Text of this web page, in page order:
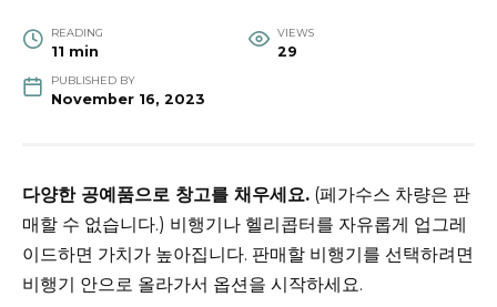
READING
11 min
VIEWS
29
PUBLISHED BY
November 16, 2023
다양한 공예품으로 창고를 채우세요. (페가수스 차량은 판
매할 수 없습니다.) 비행기나 헬리콥터를 자유롭게 업그레
이드하면 가치가 높아집니다. 판매할 비행기를 선택하려면
비행기 안으로 올라가서 옵션을 시작하세요.